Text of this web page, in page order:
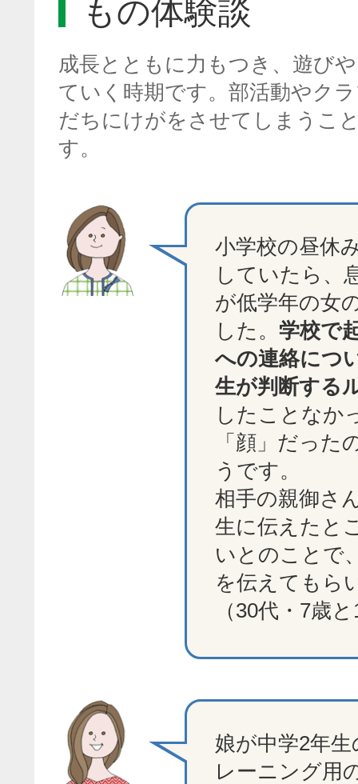
もの体験談
成長とともに力もつき、遊び
ていく時期です。部活動やク
だちにけがをさせてしまうこ
す。
小学校の昼休
していたら、
が低学年の女
した。 学校で
への連絡につ
生が判断する
したことなか
「顔」だった
うです。
相手の親御さ
生に伝えたと
いとのことで
を伝えてもら
（30代・7歳
娘が中学2年
レーニング用